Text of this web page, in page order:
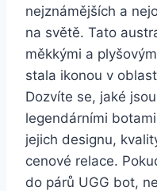
nejznámějších a⁢
na světě. Tato
měkkými a
stala ikonou v
Dozvíte ​se, jaké⁢
legendárními
‍jejich designu,
cenové ‍relace.
do ‍párů⁣ UGG bot,